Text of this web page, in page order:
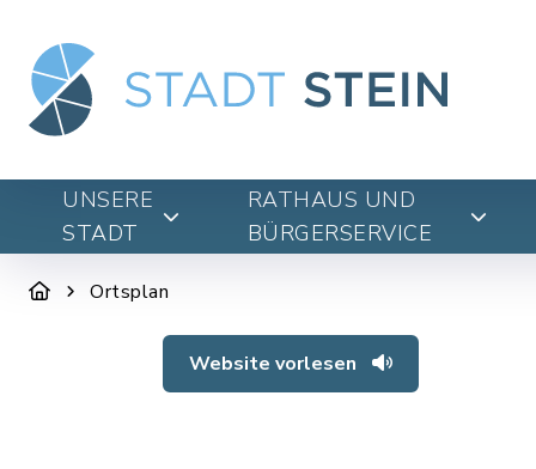
UNSERE
STADT
RATHAUS UND
BÜRGERSERVICE
Ortsplan
Website vorlesen